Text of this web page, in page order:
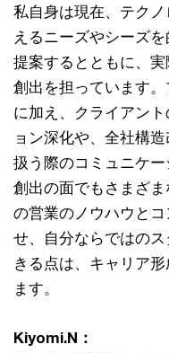
私自身は現在、テク
えるニーズやシーズ
提案するとともに、
創出を担っています
に加え、クライアン
ョン深化や、全社構
扱う際のコミュニケ
創出の面でもさまざ
の営業のノウハウと
せ、自分ならではの
きる点は、キャリア
ます。
Kiyomi.N：